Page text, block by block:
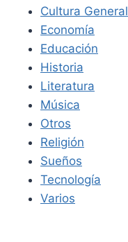
Cultura General
Economía
Educación
Historia
Literatura
Música
Otros
Religión
Sueños
Tecnología
Varios